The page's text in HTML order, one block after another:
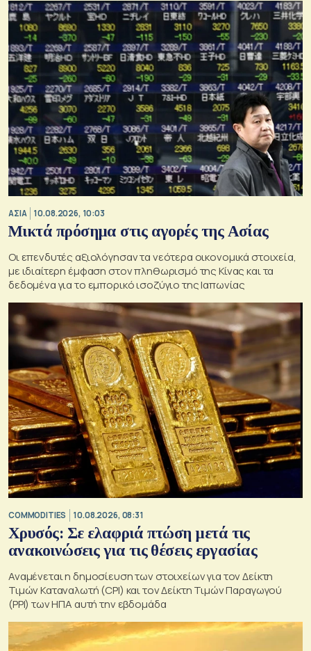
ΑΣΙΑ 10.08.2026, 10:03
Μικτά πρόσημα στις αγορές της Ασίας
Oι επενδυτές αξιολόγησαν τα νεότερα οικονομικά στοιχεία,
με ιδιαίτερη έμφαση στον πληθωρισμό της Κίνας και τα
δεδομένα για το εμπορικό ισοζύγιο της Ιαπωνίας
COMMODITIES 10.08.2026, 08:31
Χρυσός: Σε ελαφριά πτώση μετά τις
ανακοινώσεις για τις θέσεις εργασίας
Αναμένεται η δημοσίευση των στοιχείων για τον Δείκτη
Τιμών Καταναλωτή (CPI) και τον Δείκτη Τιμών Παραγωγού
(PPI) των ΗΠΑ αυτή την εβδομάδα